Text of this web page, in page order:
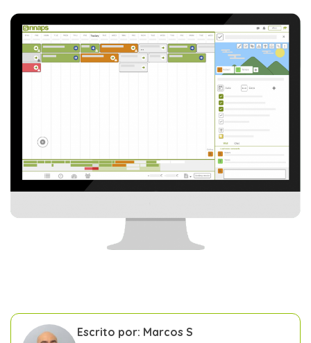
Escrito por: Marcos S